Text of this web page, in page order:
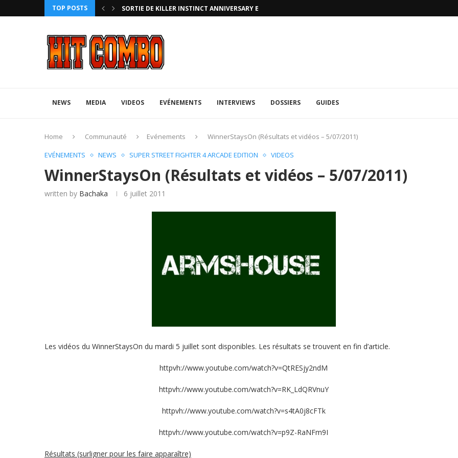
TOP POSTS
AVEC ROLLBACK... SORTIE DE KILLER INSTINCT ANNIVERSARY EDITION
NEWS MEDIA VIDEOS EVÉNEMENTS INTERVIEWS DOSSIERS GUIDES
Home Communauté Evénements
WinnerStaysOn (Résultats et vidéos – 5/07/2011)
EVÉNEMENTS
NEWS SUPER STREET FIGHTER 4 ARCADE EDITION VIDEOS
WinnerStaysOn (Résultats et vidéos – 5/07/2011)
written by Bachaka 6 juillet 2011
Les vidéos du WinnerStaysOn du mardi 5 juillet sont disponibles. Les résultats se trouvent en fin d’article.
httpvh://www.youtube.com/watch?v=QtRESjy2ndM
httpvh://www.youtube.com/watch?v=RK_LdQRVnuY
httpvh://www.youtube.com/watch?v=s4tA0j8cFTk
httpvh://www.youtube.com/watch?v=p9Z-RaNFm9I
Résultats (surligner pour les faire apparaître)